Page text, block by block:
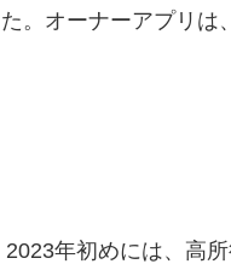
。オーナーアプリは
年初めには、高